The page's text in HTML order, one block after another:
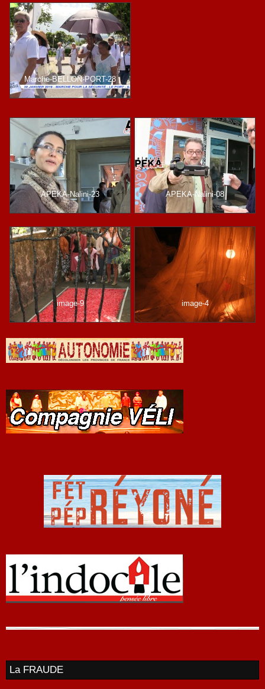
Marche-BELLON-PORT-28
APEKA-Nalini-23 APEKA-Nalini-08
image-9 image-4
La FRAUDE